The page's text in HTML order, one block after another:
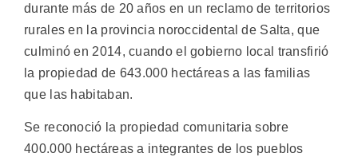
durante más de 20 años en un reclamo de territorios
rurales en la provincia noroccidental de Salta, que
culminó en 2014, cuando el gobierno local transfirió
la propiedad de 643.000 hectáreas a las familias
que las habitaban.
Se reconoció la propiedad comunitaria sobre
400.000 hectáreas a integrantes de los pueblos